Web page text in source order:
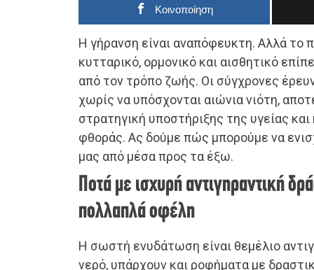
Κοινοποίηση
Η γήρανση είναι αναπόφευκτη. Αλλά το
κυτταρικό, ορμονικό και αισθητικό
από τον τρόπο ζωής. Οι σύγχρονες
χωρίς να υπόσχονται αιώνια νιότη,
στρατηγική υποστήριξης της υγείας
φθοράς. Ας δούμε πώς μπορούμε να
μας από μέσα προς τα έξω.
Ποτά με ισχυρή αντιγηραντική
πολλαπλά οφέλη
Η σωστή ενυδάτωση είναι θεμέλιο
νερό, υπάρχουν και ροφήματα με